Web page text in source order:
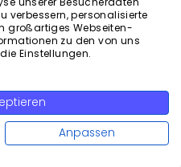
wurde, die auf
und
: Calenso
von Einzel- und
verbessern, personalisierte
großartiges Webseiten-
zu den von uns
Einstellungen.
Anpassen